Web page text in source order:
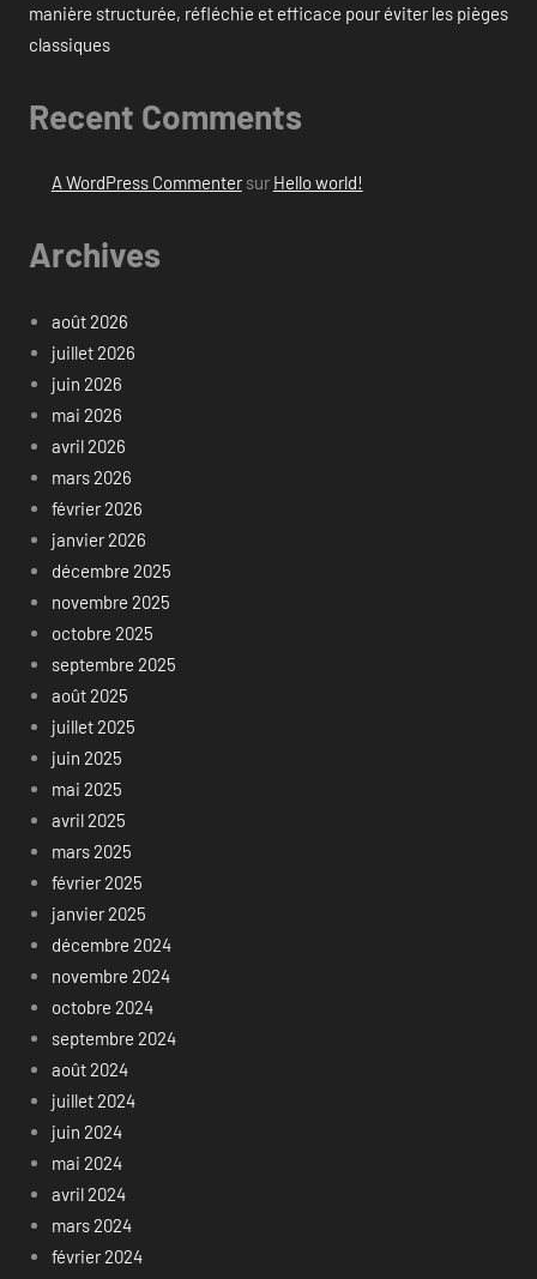
manière structurée, réfléchie et efficace pour éviter les pièges
classiques
Recent Comments
A WordPress Commentersur Hello world!
Archives
août 2026
juillet 2026
juin 2026
mai 2026
avril 2026
mars 2026
février 2026
janvier 2026
décembre 2025
novembre 2025
octobre 2025
septembre 2025
août 2025
juillet 2025
juin 2025
mai 2025
avril 2025
mars 2025
février 2025
janvier 2025
décembre 2024
novembre 2024
octobre 2024
septembre 2024
août 2024
juillet 2024
juin 2024
mai 2024
avril 2024
mars 2024
février 2024